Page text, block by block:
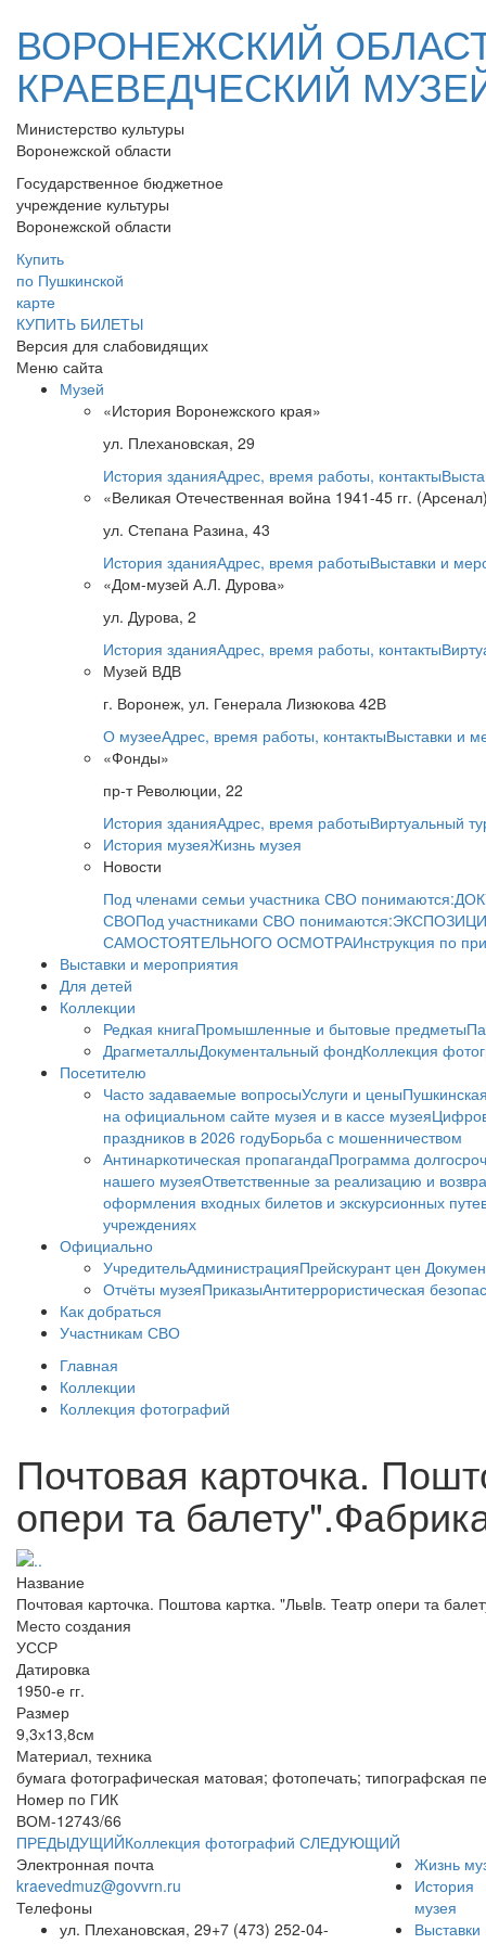
ВОРОНЕЖСКИЙ
КРАЕВЕДЧЕСКИЙ
Министерство культуры
Воронежской области
Государственное бюджетное
учреждение культуры
Воронежской области
Купить
по Пушкинской
карте
КУПИТЬ БИЛЕТЫ
Версия для слабовидящих
Меню сайта
Музей
«История Воронежского края»
ул. Плехановская, 29
История зданияАдрес, время работы, контакты
«Великая Отечественная война 1941-45 гг.
ул. Степана Разина, 43
История зданияАдрес, время работыВыставки и
«Дом-музей А.Л. Дурова»
ул. Дурова, 2
История зданияАдрес, время работы, контакты
Музей ВДВ
г. Воронеж, ул. Генерала Лизюкова 42В
О музееАдрес, время работы, контактыВыставки и
«Фонды»
пр-т Революции, 22
История зданияАдрес, время работыВиртуальный
История музеяЖизнь музея
Новости
Под членами семьи участника СВО понимаются:
СВОПод участниками СВО понимаются:
САМОСТОЯТЕЛЬНОГО ОСМОТРАИнструкция по
Выставки и мероприятия
Для детей
Коллекции
Редкая книгаПромышленные и бытовые предметы
ДрагметаллыДокументальный фондКоллекция
Посетителю
Часто задаваемые вопросыУслуги и цены
на официальном сайте музея и в кассе музея
праздников в 2026 годуБорьба с мошенничеством
Антинаркотическая пропагандаПрограмма
нашего музеяОтветственные за реализацию и
оформления входных билетов и экскурсионных
учреждениях
Официально
УчредительАдминистрацияПрейскурант цен
Отчёты музеяПриказыАнтитеррористическая
Как добраться
Участникам СВО
Главная
Коллекции
Коллекция фотографий
Почтовая карточка.
опери та
Название
Почтовая карточка. Поштова картка. "ЛьвIв. Театр опери та
Место создания
УССР
Датировка
1950-е гг.
Размер
9,3х13,8см
Материал, техника
бумага фотографическая матовая; фотопечать; типографская
Номер по ГИК
ВОМ-12743/66
ПРЕДЫДУЩИЙКоллекция фотографий СЛЕДУЮЩИЙ
Электронная почта
kraevedmuz@govvrn.ru
Телефоны
ул. Плехановская, 29+7 (473) 252-04-
Жизнь
История
музея
Выставки